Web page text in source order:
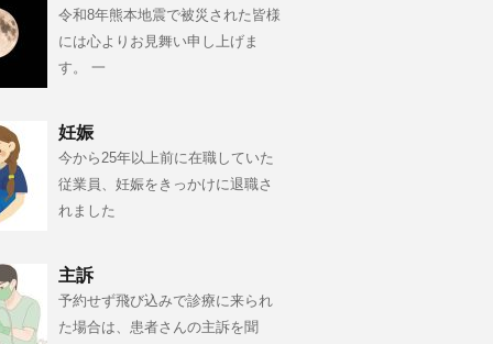
令和8年熊本地震で被災された皆様
には心よりお見舞い申し上げま
す。 一
妊娠
今から25年以上前に在職していた
従業員、妊娠をきっかけに退職さ
れました
主訴
予約せず飛び込みで診療に来られ
た場合は、患者さんの主訴を聞